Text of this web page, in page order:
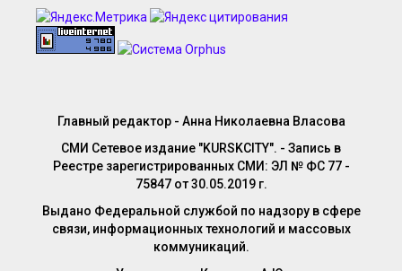
Главный редактор - Анна Николаевна Власова
СМИ Сетевое издание "KURSKCITY". - Запись в
Реестре зарегистрированных СМИ: ЭЛ № ФС 77 -
75847 от 30.05.2019 г.
Выдано Федеральной службой по надзору в сфере
связи, информационных технологий и массовых
коммуникаций.